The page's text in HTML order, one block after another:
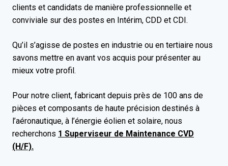
clients et candidats de manière professionnelle et
conviviale sur des postes en Intérim, CDD et CDI.
Qu’il s’agisse de postes en industrie ou en tertiaire nous
savons mettre en avant vos acquis pour présenter au
mieux votre profil.
Pour notre client, fabricant depuis près de 100 ans de
pièces et composants de haute précision destinés à
l’aéronautique, à l’énergie éolien et solaire, nous
recherchons 1 Superviseur de Maintenance CVD
(H/F).